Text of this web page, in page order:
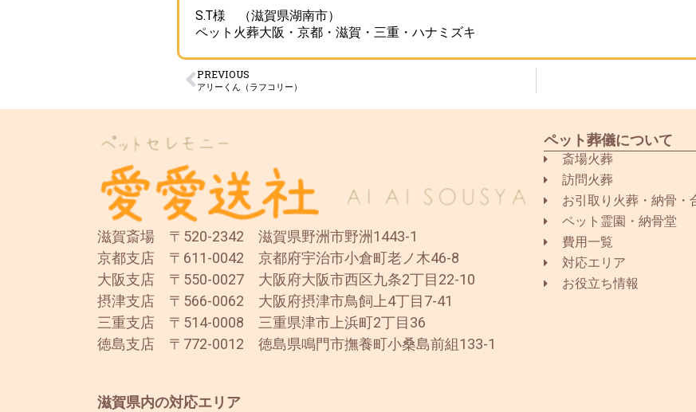
S.T様 （滋賀県湖南市）
ペット火葬大阪・京都・滋賀・三重・ハナミズキ
PREVIOUS
アリーくん（ラフコリー）
滋賀斎場 〒520-2342 滋賀県野洲市野洲1443-1
京都支店 〒611-0042 京都府宇治市小倉町老ノ木46-8
大阪支店 〒550-0027 大阪府大阪市西区九条2丁目22-10
摂津支店 〒566-0062 大阪府摂津市鳥飼上4丁目7-41
三重支店 〒514-0008 三重県津市上浜町2丁目36
徳島支店 〒772-0012 徳島県鳴門市撫養町小桑島前組133-1
ペット葬儀について
斎場火葬
訪問火葬
お引取り火葬・納骨・
ペット霊園・納骨堂
費用一覧
対応エリア
お役立ち情報
滋賀県内の対応エリア